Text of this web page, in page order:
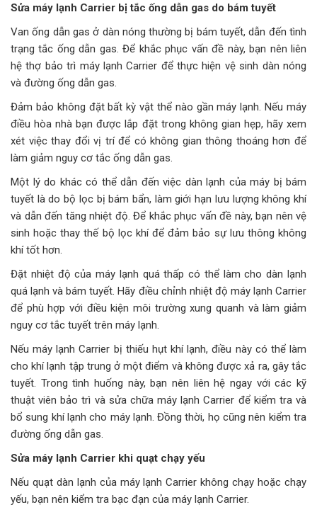
Sửa máy lạnh Carrier bị tắc ống dẫn gas do bám tuyết
Van ống dẫn gas ở dàn nóng thường bị bám tuyết, dẫn đến tình
trạng tắc ống dẫn gas. Để khắc phục vấn đề này, bạn nên liên
hệ thợ bảo trì máy lạnh Carrier để thực hiện vệ sinh dàn nóng
và đường ống dẫn gas.
Đảm bảo không đặt bất kỳ vật thể nào gần máy lạnh. Nếu máy
điều hòa nhà bạn được lắp đặt trong không gian hẹp, hãy xem
xét việc thay đổi vị trí để có không gian thông thoáng hơn để
làm giảm nguy cơ tắc ống dẫn gas.
Một lý do khác có thể dẫn đến việc dàn lạnh của máy bị bám
tuyết là do bộ lọc bị bám bẩn, làm giới hạn lưu lượng không khí
và dẫn đến tăng nhiệt độ. Để khắc phục vấn đề này, bạn nên vệ
sinh hoặc thay thế bộ lọc khí để đảm bảo sự lưu thông không
khí tốt hơn.
Đặt nhiệt độ của máy lạnh quá thấp có thể làm cho dàn lạnh
quá lạnh và bám tuyết. Hãy điều chỉnh nhiệt độ máy lạnh Carrier
để phù hợp với điều kiện môi trường xung quanh và làm giảm
nguy cơ tắc tuyết trên máy lạnh.
Nếu máy lạnh Carrier bị thiếu hụt khí lạnh, điều này có thể làm
cho khí lạnh tập trung ở một điểm và không được xả ra, gây tắc
tuyết. Trong tình huống này, bạn nên liên hệ ngay với các kỹ
thuật viên bảo trì và sửa chữa máy lạnh Carrier để kiểm tra và
bổ sung khí lạnh cho máy lạnh. Đồng thời, họ cũng nên kiểm tra
đường ống dẫn gas.
Sửa máy lạnh Carrier khi quạt chạy yếu
Nếu quạt dàn lạnh của máy lạnh Carrier không chạy hoặc chạy
yếu, bạn nên kiểm tra bạc đạn của máy lạnh Carrier.